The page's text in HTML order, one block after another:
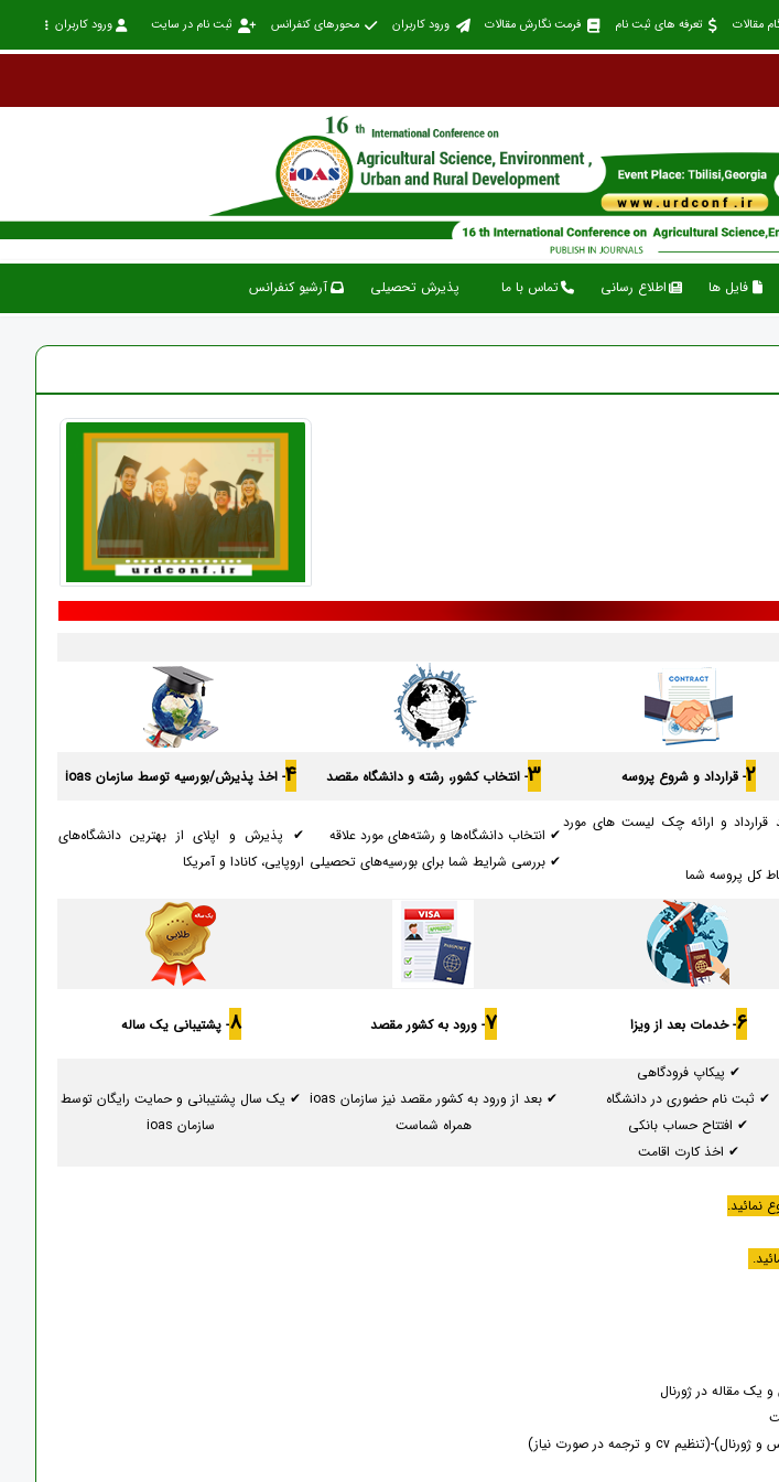
مقالات تعرفه های ثبت نام فرمت نگارش مقالات ورود کاربران محورهای کنفرانس ثبت نام در سایت ورود کاربران
فایل ها اطلاع رسانی تماس با ما پذیرش تحصیلی آرشیو کنفرانس
2- قرارداد و شروع پروسه 3- انتخاب کشور، رشته و دانشگاه مقصد 4- اخذ پذیرش/بورسیه توسط سازمان ioas
و ارائه چک لیست های مورد
کل پروسه شما
✔ انتخاب دانشگاه‌ها و رشته‌های مورد علاقه
✔ بررسی شرایط شما برای بورسیه‌های تحصیلی
✔ پذیرش و اپلای از بهترین دانشگاه‌های
اروپایی، کانادا و آمریکا
6- خدمات بعد از ویزا 7- ورود به کشور مقصد 8- پشتیبانی یک ساله
✔ پیکاپ فرودگاهی
✔ ثبت نام حضوری در دانشگاه
✔ افتتاح حساب بانکی
✔ اخذ کارت اقامت
✔ بعد از ورود به کشور مقصد نیز سازمان ioas
همراه شماست
✔ یک سال پشتیبانی و حمایت رایگان توسط
سازمان ioas
نمائید.
یک مقاله در ژورنال